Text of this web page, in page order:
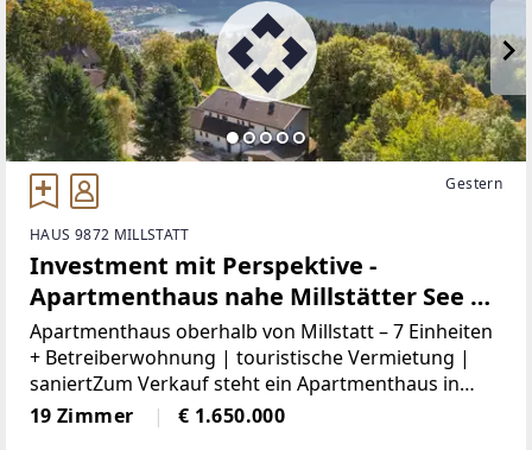
Gestern
HAUS 9872 MILLSTATT
Investment mit Perspektive -
Apartmenthaus nahe Millstätter See | 7
Apartments + Privatwohnung |
laufender Betrieb
Apartmenthaus oberhalb von Millstatt – 7 Einheiten
+ Betreiberwohnung | touristische Vermietung |
saniertZum Verkauf steht ein Apartmenthaus in
Matzelsdorf bei Millstatt auf einem ca. 2.798 m²
großen Grundstück. Die Liegenschaft umfasst
19 Zimmer € 1.650.000